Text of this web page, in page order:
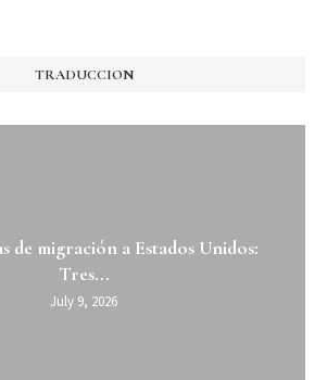
TRADUCCION
de migración a Estados Unidos:
Tres...
July 9, 2026